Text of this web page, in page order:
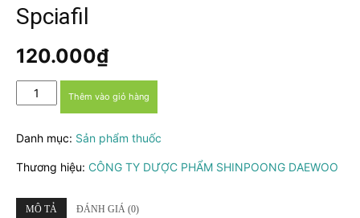
Spciafil
120.000₫
Spciafil
số
Thêm vào giỏ hàng
Danh mục: Sản phẩm thuốc
Thương hiệu: CÔNG TY DƯỢC PHẨM SHINPOONG DAEWOO
MÔ TẢ ĐÁNH GIÁ (0)